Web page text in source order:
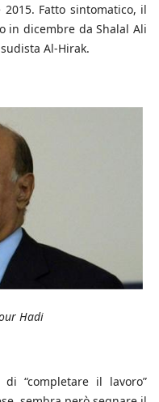
Fatto sintomatico, il
in dicembre da Shalal Ali
Al-Hirak.
Hadi
“completare il lavoro”